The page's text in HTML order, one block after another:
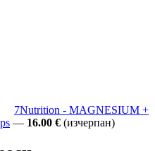
7Nutrition - MAGNESIUM +
— 16.00 € (изчерпан)